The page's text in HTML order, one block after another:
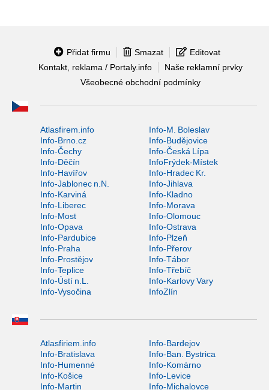
Přidat firmu Smazat
Editovat
Kontakt, reklama / Portaly.info
Naše reklamní prvky
Všeobecné obchodní podmínky
Atlasfirem.info
Info-M. Boleslav
Info-Brno.cz
Info-Budějovice
Info-Čechy
Info-Česká Lípa
Info-Děčín
InfoFrýdek-Místek
Info-Havířov
Info-Hradec Kr.
Info-Jablonec n.N.
Info-Jihlava
Info-Karviná
Info-Kladno
Info-Liberec
Info-Morava
Info-Most
Info-Olomouc
Info-Opava
Info-Ostrava
Info-Pardubice
Info-Plzeň
Info-Praha
Info-Přerov
Info-Prostějov
Info-Tábor
Info-Teplice
Info-Třebíč
Info-Ústí n.L.
Info-Karlovy Vary
Info-Vysočina
InfoZlín
Atlasfiriem.info
Info-Bardejov
Info-Bratislava
Info-Ban. Bystrica
Info-Humenné
Info-Komárno
Info-Košice
Info-Levice
Info-Martin
Info-Michalovce